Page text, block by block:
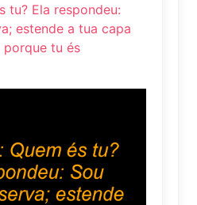
tu? Ela respondeu:
estende a tua capa
porque tu és